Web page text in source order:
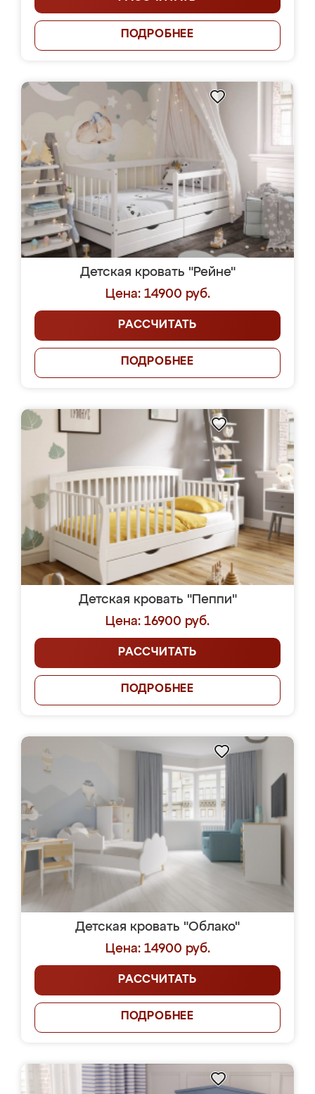
ПОДРОБНЕЕ
Детская кровать "Рейне"
Цена: 14900 руб.
РАССЧИТАТЬ
ПОДРОБНЕЕ
Детская кровать "Пеппи"
Цена: 16900 руб.
РАССЧИТАТЬ
ПОДРОБНЕЕ
Детская кровать "Облако"
Цена: 14900 руб.
РАССЧИТАТЬ
ПОДРОБНЕЕ